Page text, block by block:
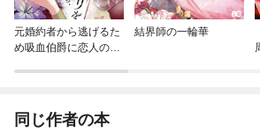
元婚約者から逃げるた
め吸血伯爵に恋人のフ
結界師の一輪華
同じ作者の本